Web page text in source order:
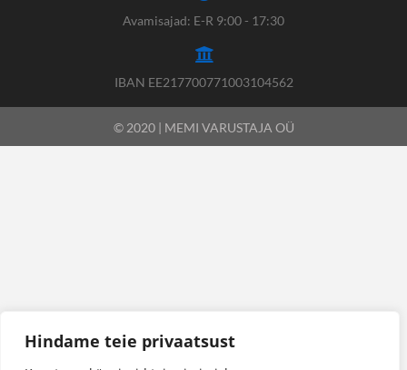
Hindame teie privaatsust
Avamisajad: E-R 9:00 - 17:30
IBAN EE217700771003104562
© 2020 | MEMI VARUSTAJA OÜ